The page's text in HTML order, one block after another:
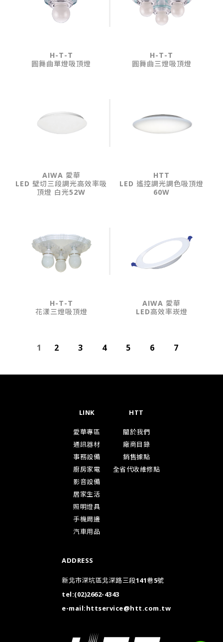
H-T-T
圓舞曲單燈吸頂燈
H-T-T
圓舞曲三燈吸頂燈
AIWA 愛華
LED 壁切三段調光高效率吸
頂燈 白光52W
HTT
LED 遙控調光調色吸頂燈
60W
H-T-T
花漾三燈吸頂燈
AIWA 愛華
LED高效率崁燈
1 2 3 4 5 6 7
LINK
愛華專區
通訊器材
事務設備
廚房家電
影音設備
居家生活
照明燈具
手機周邊
汽車用品
HTT
關於我們
廠商目錄
銷售據點
全省代收維修點
ADDRESS
新北市深坑區北深路三段141巷5號
tel:(02)2662-4343
e-mail:httservice@htt.com.tw